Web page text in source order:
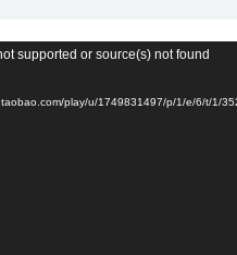
supported or source(s) not found
play/u/1749831497/p/1/e/6/t/1/